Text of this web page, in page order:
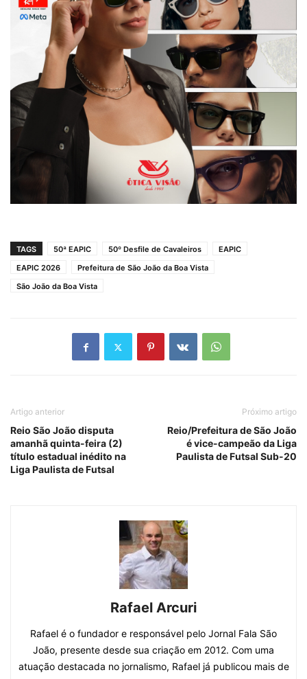
TAGS 50ª EAPIC 50º Desfile de Cavaleiros
EAPIC
EAPIC 2026
Prefeitura de São João da Boa Vista
São João da Boa Vista
Artigo anterior
Reio São João disputa
amanhã quinta-feira (2)
título estadual inédito na
Liga Paulista de Futsal
Próximo artigo
Reio/Prefeitura de São João
é vice-campeão da Liga
Paulista de Futsal Sub-20
Rafael Arcuri
Rafael é o fundador e responsável pelo Jornal Fala São
João, presente desde sua criação em 2012. Com uma
atuação destacada no jornalismo, Rafael já publicou mais de